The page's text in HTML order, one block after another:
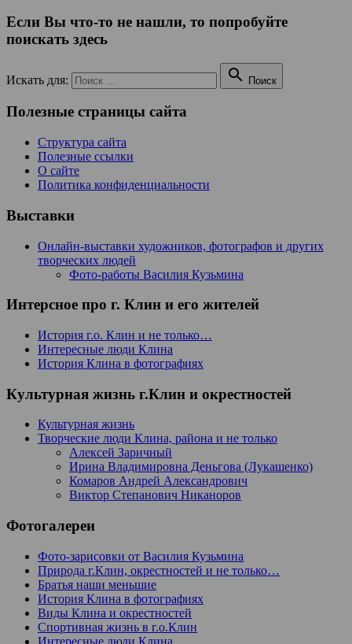
Если Вы что-то не нашли, то попробуйте
поискать здесь
Искать для:  Поиск
Полезные страницы сайта
Структура сайта
Полезные ссылки
О сайте
Политика конфиденциальности
Выставки
Онлайн-выставки художников, фотографов и других
творческих людей
Фото-работы Василия Кузьмина
Интерсное про г. Клин и его жителей
История г.о. Клин и не только…
Интересные люди Клина
История Клина в фотографиях
Культурная жизнь г.Клин и окрестностей
Культурная жизнь
Творческие люди Клина, района и не только
Алексей Заричный
Ирина Владимировна Деньгова (Лукашенко)
Комаров Андрей Александрович
Виктор Степанович Никаноров
Фотогалереи
Фото-зарисовки от Василия Кузьмина
Природа г.Клин, окрестностей и не только…
Братья наши меньшие
История Клина в фотографиях
Виды Клина и окрестностей
Спортивная жизнь в г.о.Клин
Интересные люди Клина